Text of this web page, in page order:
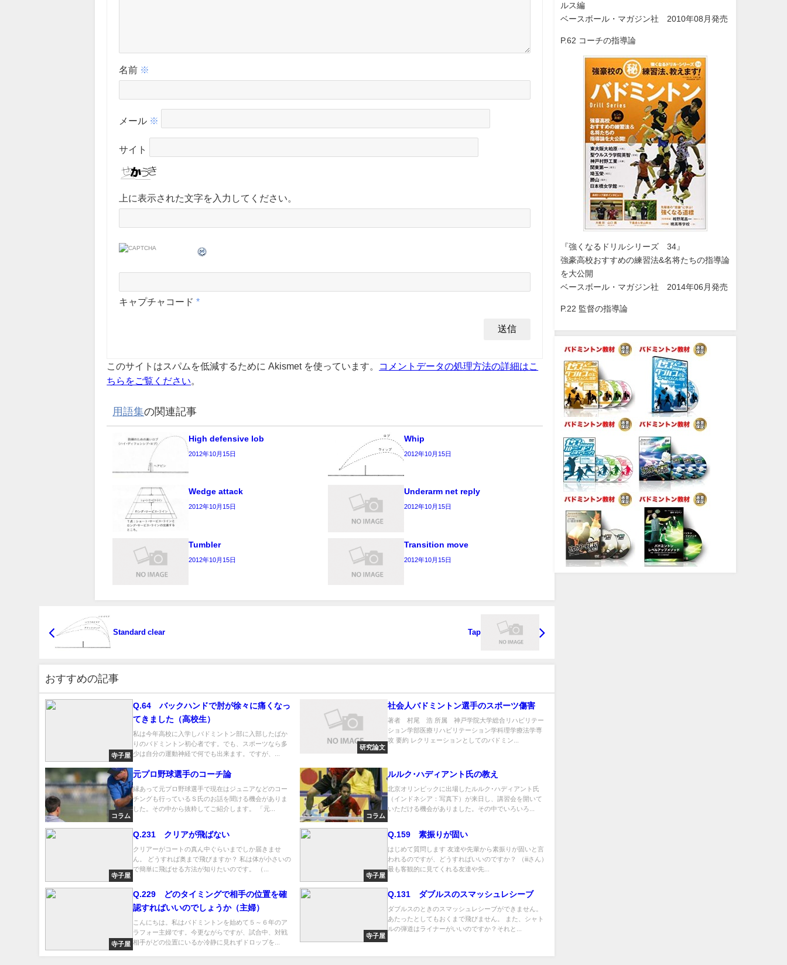
名前 ※
メール ※
サイト
上に表示された文字を入力してください。
キャプチャコード *
このサイトはスパムを低減するために Akismet を使っています。
コメントデータの処理方法の詳細はこ
ちらをご覧ください
用語集の関連記事
High defensive lob
2012年10月15日
Whip
2012年10月15日
Wedge attack
2012年10月15日
Underarm net reply
2012年10月15日
Tumbler
2012年10月15日
Transition move
2012年10月15日
Standard clear Tap
おすすめの記事
寺子屋
Q.64 バックハンドで肘が徐々に痛くなっ
てきました（高校生）
私は今年高校に入学しバドミントン部に入部したばか
りのバドミントン初心者です。でも、スポーツなら多
少は自分の運動神経で何でも出来ます。ですが、...
研究論文
社会人バドミントン選手のスポーツ傷害
著者 村尾 浩 所属 神戸学院大学総合リハビリテー
ション学部医療リハビリテーション学科理学療法学専
攻 要約 レクリェーションとしてのバドミン...
コラム
元プロ野球選手のコーチ論
縁あって元プロ野球選手で現在はジュニアなどのコー
チングも行っているＳ氏のお話を聞ける機会がありま
した。その中から抜粋してご紹介します。 「元...
コラム
ルルク･ハディアント氏の教え
北京オリンピックに出場したルルク･ハディアント氏
（インドネシア：写真下）が来日し、講習会を開いて
いただける機会がありました。その中でいろいろ...
寺子屋
Q.231 クリアが飛ばない
クリアーがコートの真ん中ぐらいまでしか届きませ
ん。 どうすれば奥まで飛びますか？ 私は体が小さいの
で簡単に飛ばせる方法が知りたいのです。 （...
寺子屋
Q.159 素振りが固い
はじめて質問します 友達や先輩から素振りが固いと言
われるのですが、どうすればいいのですか？ （iiiさん）
最も客観的に見てくれる友達や先...
寺子屋
Q.229 どのタイミングで相手の位置を確
認すればいいのでしょうか（主婦）
こんにちは。私はバドミントンを始めて５～６年のア
ラフォー主婦です。今更ながらですが、試合中、対戦
相手がどの位置にいるか冷静に見れずドロップを...
寺子屋
Q.131 ダブルスのスマッシュレシーブ
ダブルスのときのスマッシュレシーブができません。
あたったとしてもおくまで飛びません。 また、シャト
ルの弾道はライナーがいいのですか？それと...
ルス編
ベースボール・マガジン社 2010年08月発売
P.62 コーチの指導論
『強くなるドリルシリーズ 34』
強豪高校おすすめの練習法&名将たちの指導論
を大公開
ベースボール・マガジン社 2014年06月発売
P.22 監督の指導論